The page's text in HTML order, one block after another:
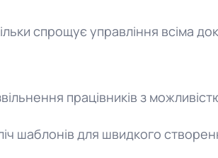
спрощує управління всіма
працівників з
шаблонів для швидкого